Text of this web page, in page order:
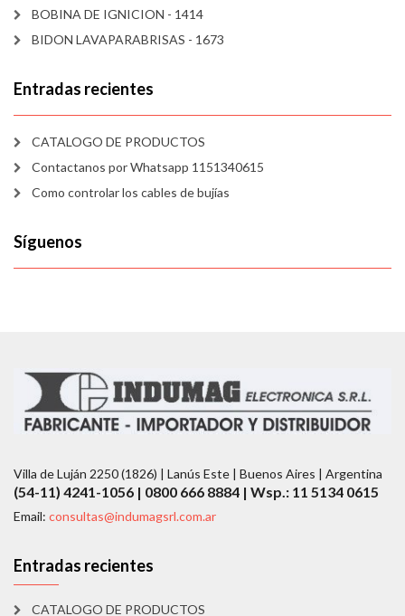
BOBINA DE IGNICION - 1414
BIDON LAVAPARABRISAS - 1673
Entradas recientes
CATALOGO DE PRODUCTOS
Contactanos por Whatsapp 1151340615
Como controlar los cables de bujías
Síguenos
Villa de Luján 2250 (1826) | Lanús Este | Buenos Aires | Argentina
(54-11) 4241-1056 | 0800 666 8884 | Wsp.: 11 5134 0615
Email: consultas@indumagsrl.com.ar
Entradas recientes
CATALOGO DE PRODUCTOS